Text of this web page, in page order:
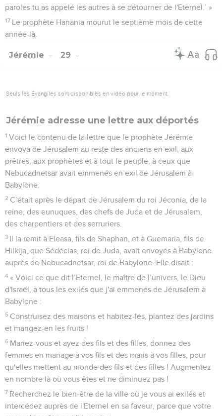
paroles tu as appelé les autres à se détourner de l'Eternel.’ »
17 Le prophète Hanania mourut le septième mois de cette
année-là.
Jérémie 29
Seuls les Évangiles sont disponibles en vidéo pour le moment.
Jérémie adresse une lettre aux déportés
1 Voici le contenu de la lettre que le prophète Jérémie
envoya de Jérusalem au reste des anciens en exil, aux
prêtres, aux prophètes et à tout le peuple, à ceux que
Nebucadnetsar avait emmenés en exil de Jérusalem à
Babylone.
2 C’était après le départ de Jérusalem du roi Jéconia, de la
reine, des eunuques, des chefs de Juda et de Jérusalem,
des charpentiers et des serruriers.
3 Il la remit à Eleasa, fils de Shaphan, et à Guemaria, fils de
Hilkija, que Sédécias, roi de Juda, avait envoyés à Babylone
auprès de Nebucadnetsar, roi de Babylone. Elle disait :
4 « Voici ce que dit l’Eternel, le maître de l’univers, le Dieu
d'Israël, à tous les exilés que j'ai emmenés de Jérusalem à
Babylone :
5 Construisez des maisons et habitez-les, plantez des jardins
et mangez-en les fruits !
6 Mariez-vous et ayez des fils et des filles, donnez des
femmes en mariage à vos fils et des maris à vos filles, pour
qu'elles mettent au monde des fils et des filles ! Augmentez
en nombre là où vous êtes et ne diminuez pas !
7 Recherchez le bien-être de la ville où je vous ai exilés et
intercédez auprès de l'Eternel en sa faveur, parce que votre